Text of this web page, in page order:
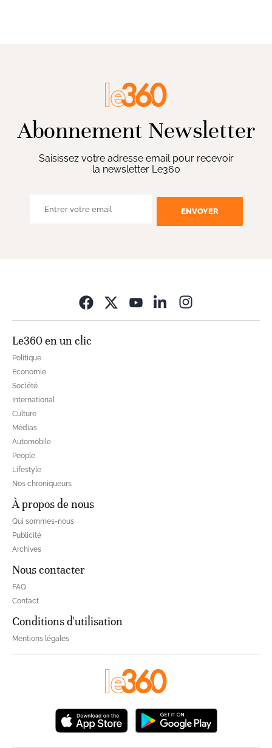
Abonnement Newsletter
Saisissez votre adresse email pour recevoir
la newsletter Le360
ENVOYER
Le360 en un clic
Politique
Economie
Société
International
Culture
Médias
Automobile
People
Lifestyle
Nos chroniqueurs
À propos de nous
Qui sommes-nous
Publicité
Archives
Nous contacter
FAQ
Contact
Conditions d'utilisation
Mentions légales